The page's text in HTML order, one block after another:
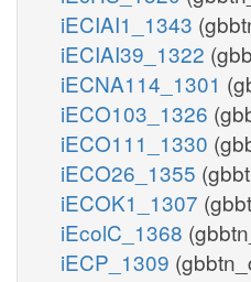
iECIAI1_1343
iECIAI39_1322
iECNA114_1301
iECO103_1326
iECO111_1330
iECO26_1355
iECOK1_1307
iEcolC_1368
iECP_1309